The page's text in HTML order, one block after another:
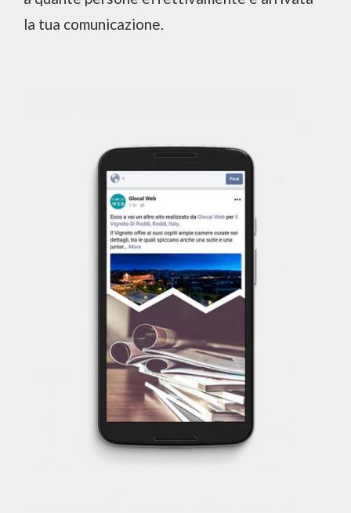
la tua comunicazione.